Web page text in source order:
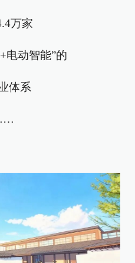
万家
电动智能”的
体系